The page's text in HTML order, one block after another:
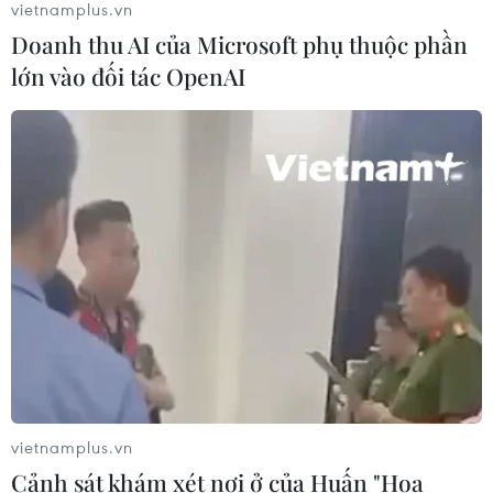
30/07/2026 07:17
Đồng Nai: Bé trai 4 tuổi suy đa tạng
sau thời gian dài chỉ uống sữa tươi
Hơn 300 doanh nghiệp tham gia
Triển lãm quốc tế chuyên ngành y
dược
30/07/2026 05:02
vietnamplus.vn
Doanh thu AI của Microsoft phụ thuộc phần
lớn vào đối tác OpenAI
vietnamplus.vn
Cảnh sát khám xét nơi ở của Huấn "Hoa